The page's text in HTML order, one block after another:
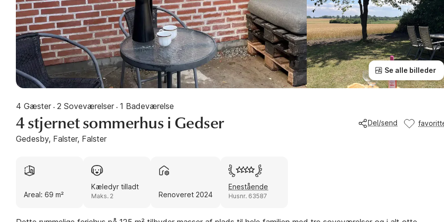
Se alle billeder
4 Gæster · 2 Soveværelser · 1 Badeværelse
4 stjernet sommerhus i Gedser
Gedesby, Falster, Falster
Del/send
Areal: 69 m²
Kæledyr tilladt
Maks. 2 Renoveret 2024
Enestående
Husnr. 63587